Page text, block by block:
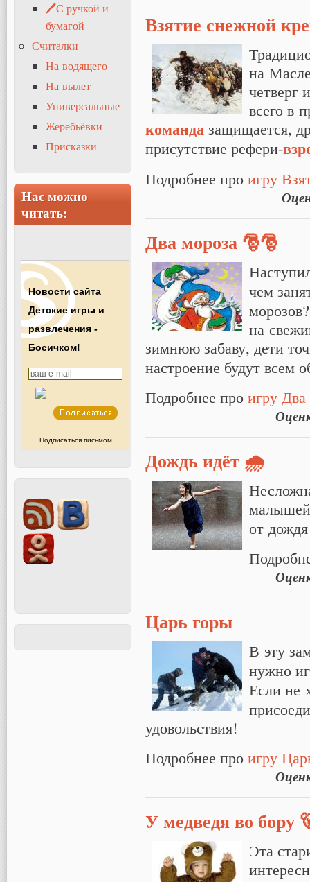
Взятие снежной
на
четверг
всего в
команда защищается,
присутствие рефери-
Подробнее про игру
Два мороза 🎅🎅
чем
на
зимнюю забаву, дети
настроение будут всем
Подробнее про игру
Дождь идёт 🌧
от
Царь горы
В эту
нужно
Если не
удовольствия!
Подробнее про игру
У медведя во бору
Эта
🖊С ручкой и
бумагой
Считалки
На водящего
На вылет
Универсальные
Жеребьёвки
Присказки
Нас можно
читать:
Новости сайта
Детские игры и
развлечения -
Босичком!
Подписаться письмом